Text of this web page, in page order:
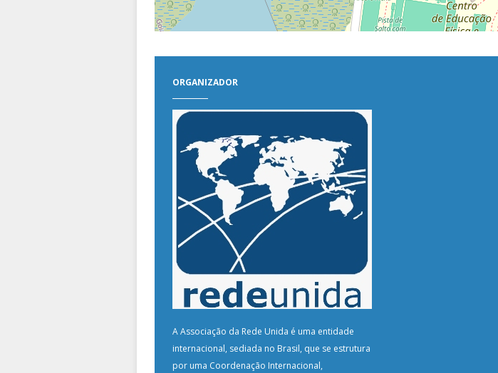
ORGANIZADOR
A Associação da Rede Unida é uma entidade
internacional, sediada no Brasil, que se estrutura
por uma Coordenação Internacional,